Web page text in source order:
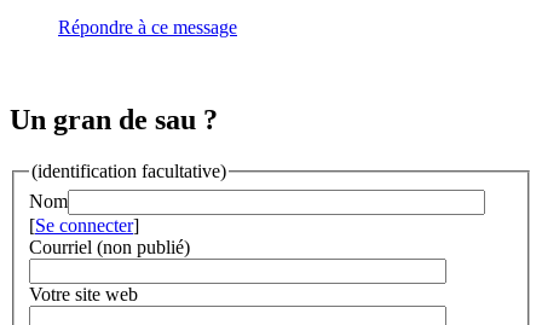
Répondre à ce message
Un gran de sau ?
(identification facultative)
Nom
[Se connecter]
Courriel (non publié)
Votre site web